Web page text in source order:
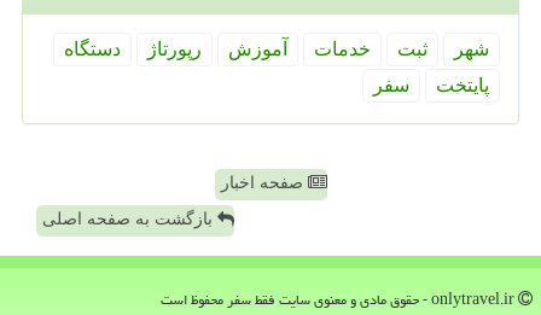
شهر ثبت خدمات آموزش رپورتاژ
دستگاه
پایتخت
سفر
صفحه اخبار
بازگشت به صفحه اصلی